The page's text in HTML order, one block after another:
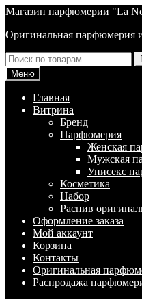
Перейти
навигации
Перейти
содержимому
Магазин парфюмерии "La
Оригинальная парфюмерия
Искать:
Меню
Главная
Витрина
Брeнд
Парфюмерия
Женская
Мужская
Унисекс
Косметика
Набор
Распив
Оформление заказа
Мой аккаунт
Корзина
Контакты
Оригинальная
Распродажа